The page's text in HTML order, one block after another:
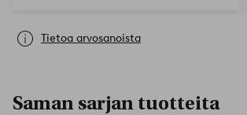
Tietoa arvosanoista
Saman sarjan tuotteita